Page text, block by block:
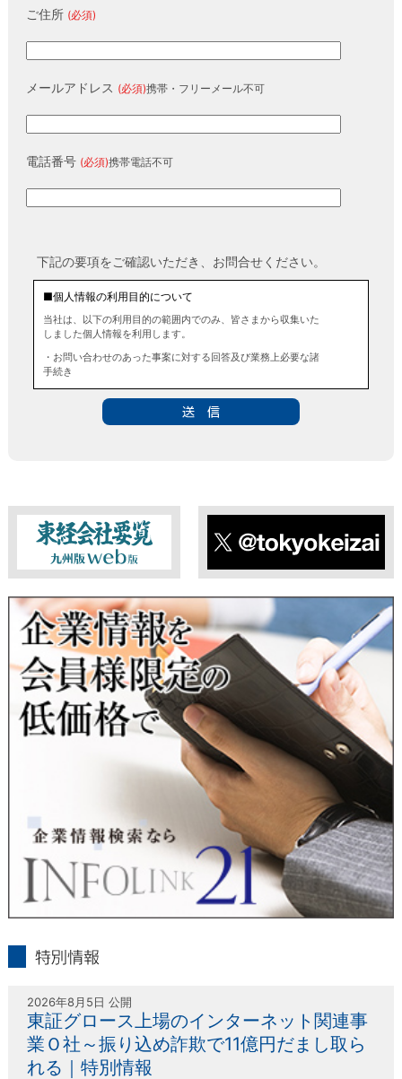
ご住所 (必須)
メールアドレス (必須)携帯・フリーメール不可
電話番号 (必須)携帯電話不可
下記の要項をご確認いただき、お問合せください。
■個人情報の利用目的について
当社は、以下の利用目的の範囲内でのみ、皆さまから収集いた
しました個人情報を利用します。
・お問い合わせのあった事案に対する回答及び業務上必要な諸
手続き
■個人情報の第三者提供について
■ 個人情報提供の任意性及び留意点
個人情報のご提供は任意ですが、必要な個人情報をご提供いた
だけなかった場合は、上記利用目的を達成できない場合があり
ますのでご了承ください。
当社は、本人が自己の個人情報について、通知・開示・訂正・
追加・削除・利用停止・提供停止の希望がございましたら、本
人または代理人の請求応じて、個人データの通知・開示・訂
正・追加・削除・利用停止・提供停止の請求に応じます。
受付方法は、本人確認資料（運転免許証、パスポート何れかの
コピー）、「個人情報取扱申請書」「委任状」（代理人による
申請の場合のみ必要となります）を当社宛にお送り下さい。
＜個人情報保護に関するお問合せ・相談窓口＞
〒802-0004 北九州市小倉北区鍛冶町2丁目5-11（第一東経ビ
フリーダイヤル 0120-55-9986
受付時間 平日9：00～17：00
東経会社要覧web版 X
2026年8月5日 公開
東証グロース上場のインターネット関連事
業Ｏ社～振り込め詐欺で11億円だまし取ら
れる｜特別情報